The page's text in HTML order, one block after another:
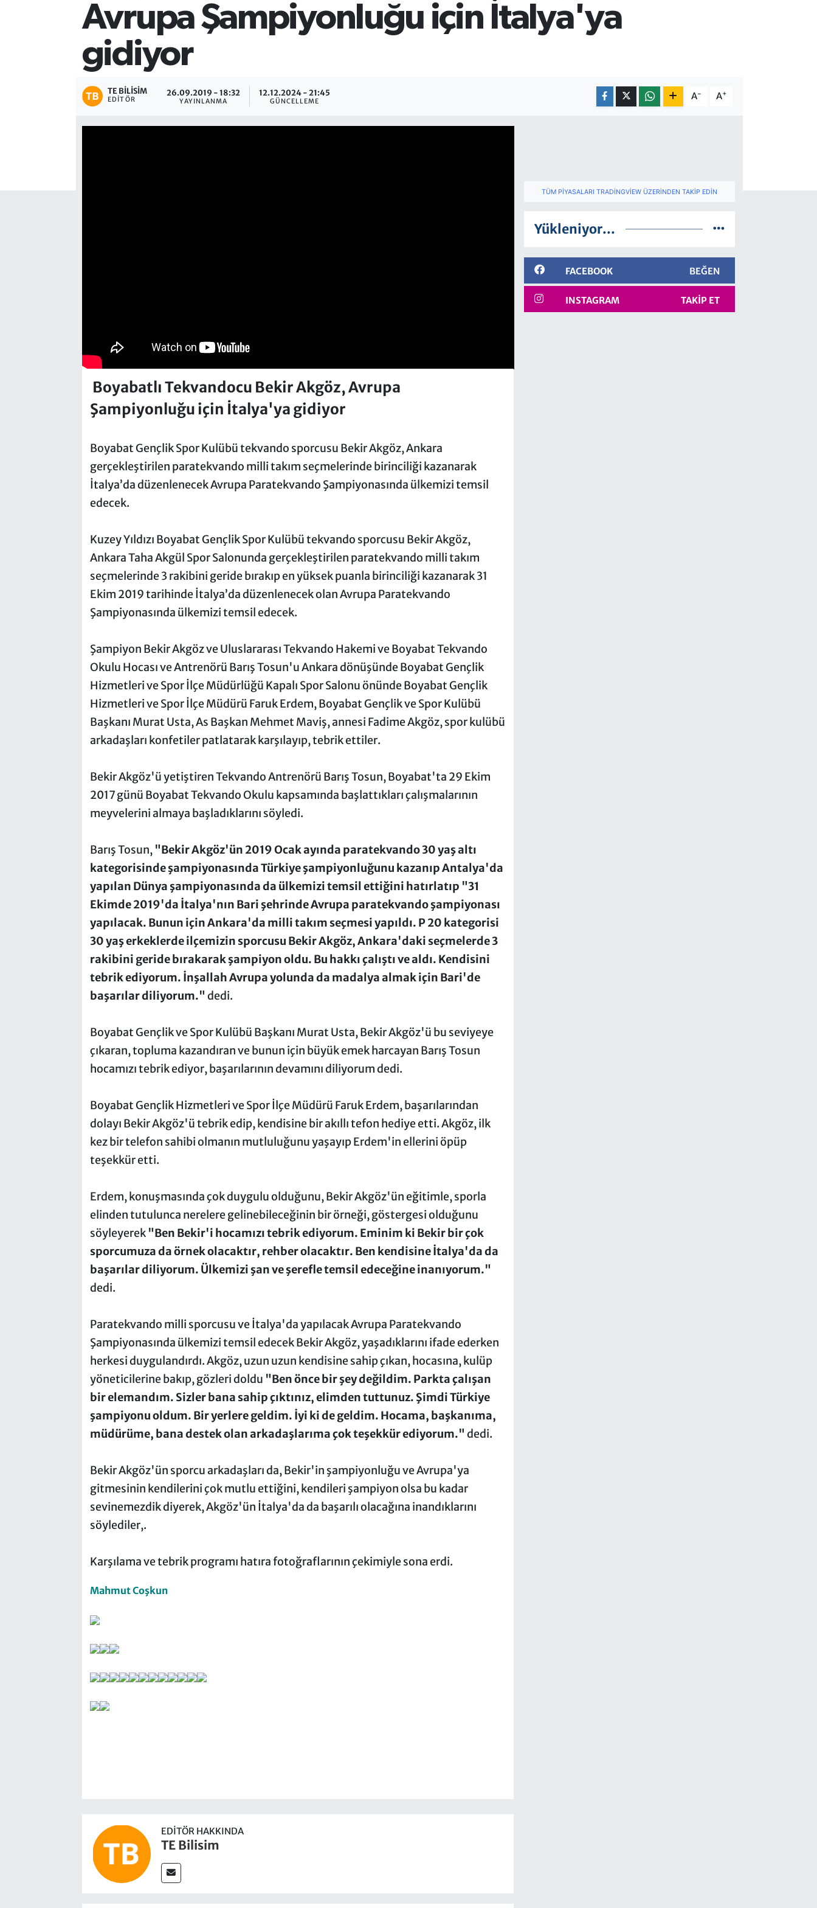
Avrupa Şampiyonluğu için İtalya'ya
gidiyor
TE BILISIM
EDITÖR
26.09.2019 - 18:32
YAYINLANMA
12.12.2024 - 21:45
GÜNCELLEME A- A+
Boyabatlı Tekvandocu Bekir Akgöz, Avrupa
Şampiyonluğu için İtalya'ya gidiyor
Boyabat Gençlik Spor Kulübü tekvando sporcusu Bekir Akgöz, Ankara
gerçekleştirilen paratekvando milli takım seçmelerinde birinciliği kazanarak
İtalya’da düzenlenecek Avrupa Paratekvando Şampiyonasında ülkemizi temsil
edecek.
Kuzey Yıldızı Boyabat Gençlik Spor Kulübü tekvando sporcusu Bekir Akgöz,
Ankara Taha Akgül Spor Salonunda gerçekleştirilen paratekvando milli takım
seçmelerinde 3 rakibini geride bırakıp en yüksek puanla birinciliği kazanarak 31
Ekim 2019 tarihinde İtalya’da düzenlenecek olan Avrupa Paratekvando
Şampiyonasında ülkemizi temsil edecek.
Şampiyon Bekir Akgöz ve Uluslararası Tekvando Hakemi ve Boyabat Tekvando
Okulu Hocası ve Antrenörü Barış Tosun'u Ankara dönüşünde Boyabat Gençlik
Hizmetleri ve Spor İlçe Müdürlüğü Kapalı Spor Salonu önünde Boyabat Gençlik
Hizmetleri ve Spor İlçe Müdürü Faruk Erdem, Boyabat Gençlik ve Spor Kulübü
Başkanı Murat Usta, As Başkan Mehmet Maviş, annesi Fadime Akgöz, spor kulübü
arkadaşları konfetiler patlatarak karşılayıp, tebrik ettiler.
Bekir Akgöz'ü yetiştiren Tekvando Antrenörü Barış Tosun, Boyabat'ta 29 Ekim
2017 günü Boyabat Tekvando Okulu kapsamında başlattıkları çalışmalarının
meyvelerini almaya başladıklarını söyledi.
Barış Tosun,"Bekir Akgöz'ün 2019 Ocak ayında paratekvando 30 yaş altı
kategorisinde şampiyonasında Türkiye şampiyonluğunu kazanıp Antalya'da
yapılan Dünya şampiyonasında da ülkemizi temsil ettiğini hatırlatıp "31
Ekimde 2019'da İtalya'nın Bari şehrinde Avrupa paratekvando şampiyonası
yapılacak. Bunun için Ankara'da milli takım seçmesi yapıldı. P 20 kategorisi
30 yaş erkeklerde ilçemizin sporcusu Bekir Akgöz, Ankara'daki seçmelerde 3
rakibini geride bırakarak şampiyon oldu. Bu hakkı çalıştı ve aldı. Kendisini
tebrik ediyorum. İnşallah Avrupa yolunda da madalya almak için Bari'de
başarılar diliyorum."dedi.
Boyabat Gençlik ve Spor Kulübü Başkanı Murat Usta, Bekir Akgöz'ü bu seviyeye
çıkaran, topluma kazandıran ve bunun için büyük emek harcayan Barış Tosun
hocamızı tebrik ediyor, başarılarının devamını diliyorum dedi.
Boyabat Gençlik Hizmetleri ve Spor İlçe Müdürü Faruk Erdem, başarılarından
dolayı Bekir Akgöz'ü tebrik edip, kendisine bir akıllı tefon hediye etti. Akgöz, ilk
kez bir telefon sahibi olmanın mutluluğunu yaşayıp Erdem'in ellerini öpüp
teşekkür etti.
Erdem, konuşmasında çok duygulu olduğunu, Bekir Akgöz'ün eğitimle, sporla
elinden tutulunca nerelere gelinebileceğinin bir örneği, göstergesi olduğunu
söyleyerek "Ben Bekir'i hocamızı tebrik ediyorum. Eminim ki Bekir bir çok
sporcumuza da örnek olacaktır, rehber olacaktır. Ben kendisine İtalya'da da
başarılar diliyorum. Ülkemizi şan ve şerefle temsil edeceğine inanıyorum."
dedi.
Paratekvando milli sporcusu ve İtalya'da yapılacak Avrupa Paratekvando
Şampiyonasında ülkemizi temsil edecek Bekir Akgöz, yaşadıklarını ifade ederken
herkesi duygulandırdı. Akgöz, uzun uzun kendisine sahip çıkan, hocasına, kulüp
yöneticilerine bakıp, gözleri doldu "Ben önce bir şey değildim. Parkta çalışan
bir elemandım. Sizler bana sahip çıktınız, elimden tuttunuz. Şimdi Türkiye
şampiyonu oldum. Bir yerlere geldim. İyi ki de geldim. Hocama, başkanıma,
müdürüme, bana destek olan arkadaşlarıma çok teşekkür ediyorum."dedi.
Bekir Akgöz'ün sporcu arkadaşları da, Bekir'in şampiyonluğu ve Avrupa'ya
gitmesinin kendilerini çok mutlu ettiğini, kendileri şampiyon olsa bu kadar
sevinemezdik diyerek, Akgöz'ün İtalya'da da başarılı olacağına inandıklarını
söylediler,.
Karşılama ve tebrik programı hatıra fotoğraflarının çekimiyle sona erdi.
Mahmut Coşkun
EDITÖR HAKKINDA
TE Bilisim
TÜM PIYASALARI TRADINGVIEW ÜZERINDEN TAKIP EDIN
Yükleniyor...
FACEBOOK BEĞEN
INSTAGRAM TAKIP ET